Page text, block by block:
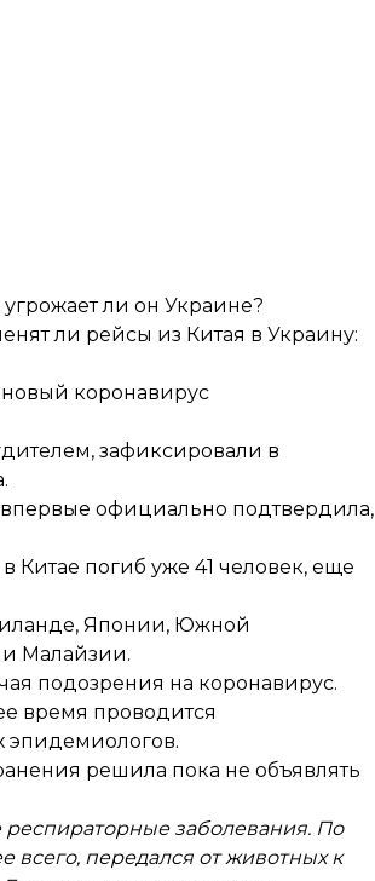
ли он Украине?
ли рейсы из Китая в Украину:
новый коронавирус
зафиксировали в
официально подтвердила,
Китае погиб уже 41 человек, еще
, Японии, Южной
Малайзии.
подозрения на коронавирус.
время проводится
эпидемиологов.
решила пока не объявлять
заболевания. По
всего, передался от животных к